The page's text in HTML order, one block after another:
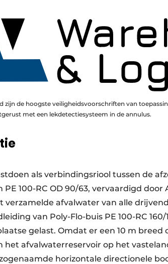
zijn de hoogste veiligheidsvoorschriften van
met een lekdetectiesysteem in de annulus.
als verbindingsriool tussen de
PE 100-RC OD 90/63, vervaardigd
afvalwater van alle
van Poly-Flo-buis PE 100-RC
gelast. Omdat er een 10 m
het afvalwaterreservoir op het
horizontale directionele